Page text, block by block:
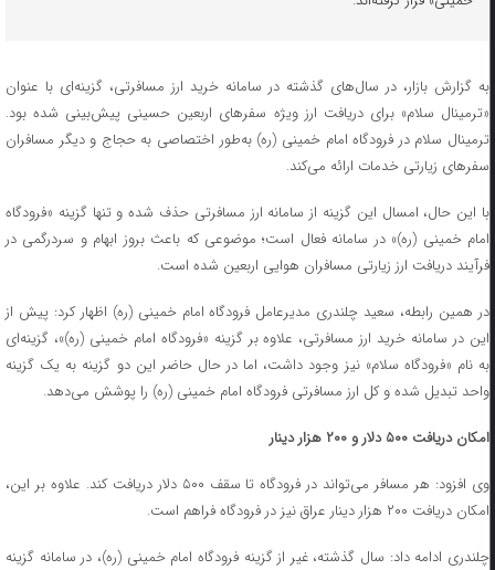
به گزارش بازار، در سال‌های گذشته در سامانه خرید ارز مسافرتی، گزینه‌ای با عنوان
«ترمینال سلام» برای دریافت ارز ویژه سفرهای اربعین حسینی پیش‌بینی شده بود.
ترمینال سلام در فرودگاه امام خمینی (ره) به‌طور اختصاصی به حجاج و دیگر مسافران
سفرهای زیارتی خدمات ارائه می‌کند.
با این حال، امسال این گزینه از سامانه ارز مسافرتی حذف شده و تنها گزینه «فرودگاه
امام خمینی (ره)» در سامانه فعال است؛ موضوعی که باعث بروز ابهام و سردرگمی در
فرآیند دریافت ارز زیارتی مسافران هوایی اربعین شده است.
در همین رابطه، سعید چلندری مدیرعامل فرودگاه امام خمینی (ره) اظهار کرد: پیش از
این در سامانه خرید ارز مسافرتی، علاوه بر گزینه «فرودگاه امام خمینی (ره)»، گزینه‌ای
به نام «فرودگاه سلام» نیز وجود داشت، اما در حال حاضر این دو گزینه به یک گزینه
واحد تبدیل شده و کل ارز مسافرتی فرودگاه امام خمینی (ره) را پوشش می‌دهد.
امکان دریافت ۵۰۰ دلار و ۲۰۰ هزار دینار
وی افزود: هر مسافر می‌تواند در فرودگاه تا سقف ۵۰۰ دلار دریافت کند. علاوه بر این،
امکان دریافت ۲۰۰ هزار دینار عراق نیز در فرودگاه فراهم است.
چلندری ادامه داد: سال گذشته، غیر از گزینه فرودگاه امام خمینی (ره)، در سامانه گزینه